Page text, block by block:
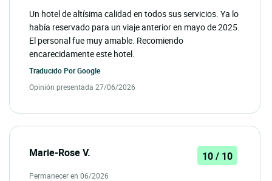
Un hotel de altísima calidad en todos sus servicios. Ya lo
había reservado para un viaje anterior en mayo de 2025.
El personal fue muy amable. Recomiendo
encarecidamente este hotel.
Traducido PorGoogle
Opinión presentada 27/06/2026
Marie-Rose V. 10 / 10
Permanecer en 06/2026